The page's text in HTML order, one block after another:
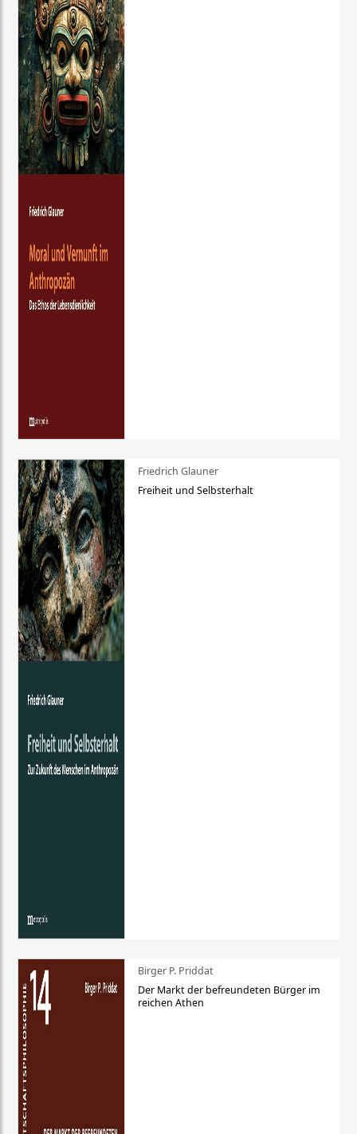
Friedrich Glauner
Freiheit und Selbsterhalt
Birger P. Priddat
Der Markt der befreundeten Bürger im
reichen Athen